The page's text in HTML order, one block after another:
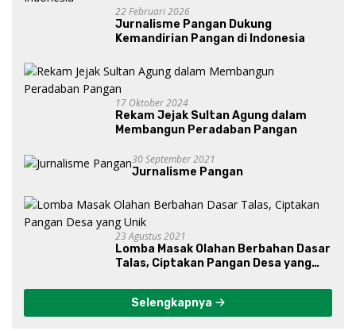
22 Februari 2026
Jurnalisme Pangan Dukung
Kemandirian Pangan di Indonesia
17 Oktober 2024
Rekam Jejak Sultan Agung dalam
Membangun Peradaban Pangan
30 September 2021
Jurnalisme Pangan
23 Agustus 2021
Lomba Masak Olahan Berbahan Dasar
Talas, Ciptakan Pangan Desa yang
Selengkapnya